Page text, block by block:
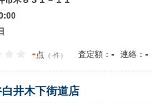
-点 （-件） 査定額： - 連絡： -
井木下街道店